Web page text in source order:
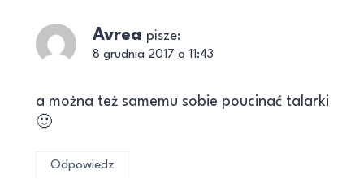
Avrea pisze:
8 grudnia 2017 o 11:43
a można też samemu sobie poucinać talarki
🙂
Odpowiedz